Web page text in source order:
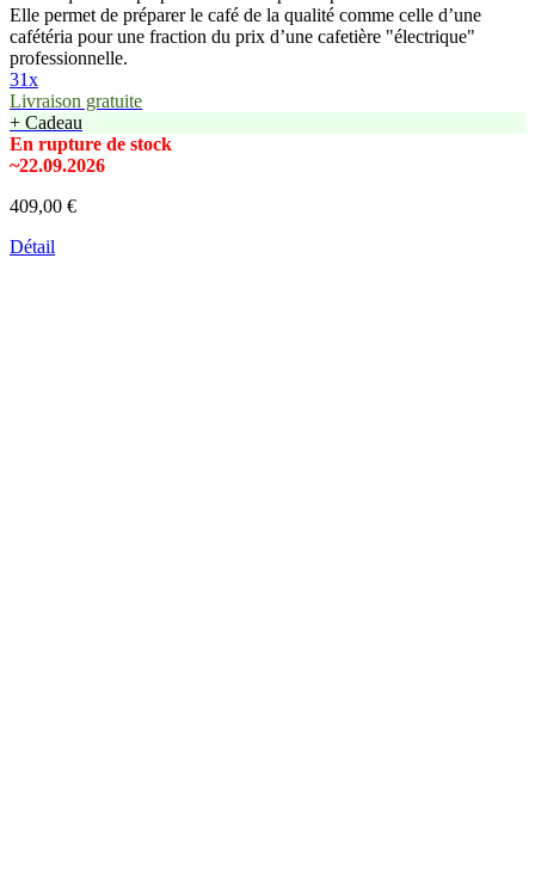
Elle permet de préparer le café de la qualité comme celle d’une
cafétéria pour une fraction du prix d’une cafetière "électrique"
professionnelle.
31x
Livraison gratuite
+ Cadeau
En rupture de stock
~22.09.2026
409,00 €
Détail